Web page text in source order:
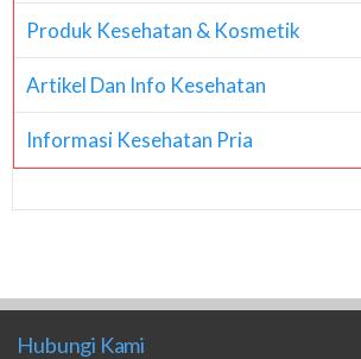
Produk Kesehatan & Kosmetik
Artikel Dan Info Kesehatan
Informasi Kesehatan Pria
Hubungi Kami